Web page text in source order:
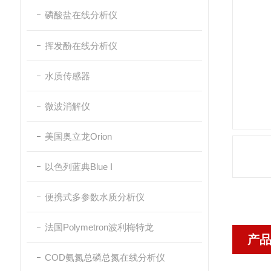
磷酸盐在线分析仪
挥发酚在线分析仪
水质传感器
微波消解仪
美国奥立龙Orion
以色列蓝典Blue I
便携式多参数水质分析仪
法国Polymetron波利梅特龙
COD氨氮总磷总氮在线分析仪
产